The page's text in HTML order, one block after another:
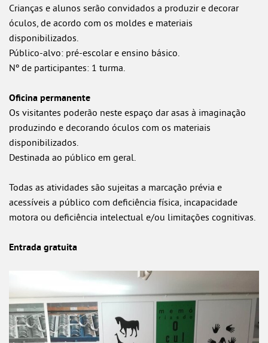
Crianças e alunos serão convidados a produzir e decorar
óculos, de acordo com os moldes e materiais
disponibilizados.
Público-alvo: pré-escolar e ensino básico.
Nº de participantes: 1 turma.
Oficina permanente
Os visitantes poderão neste espaço dar asas à imaginação
produzindo e decorando óculos com os materiais
disponibilizados.
Destinada ao público em geral.
Todas as atividades são sujeitas a marcação prévia e
acessíveis a público com deficiência física, incapacidade
motora ou deficiência intelectual e/ou limitações cognitivas.
Entrada gratuita